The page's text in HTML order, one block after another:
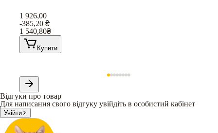
1 926,00
-385,20 ₴
1 540,80₴
Купити
Відгуки про товар
Для написання свого відгуку увійдіть в особистий кабінет
Увійти